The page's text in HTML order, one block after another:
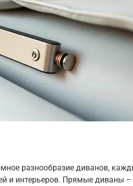
разнообразие диванов,
и интерьеров. Прямые диваны –